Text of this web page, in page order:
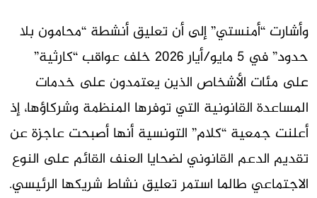
وأشارت “أمنستي” إلى أن تعليق أنشطة “محامون بلا
حدود” في 5 مايو/أيار 2026 خلف عواقب “كارثية”
على مئات الأشخاص الذين يعتمدون على خدمات
المساعدة القانونية التي توفرها المنظمة وشركاؤها، إذ
أعلنت جمعية “كلام” التونسية أنها أصبحت عاجزة عن
تقديم الدعم القانوني لضحايا العنف القائم على النوع
الاجتماعي طالما استمر تعليق نشاط شريكها الرئيسي.